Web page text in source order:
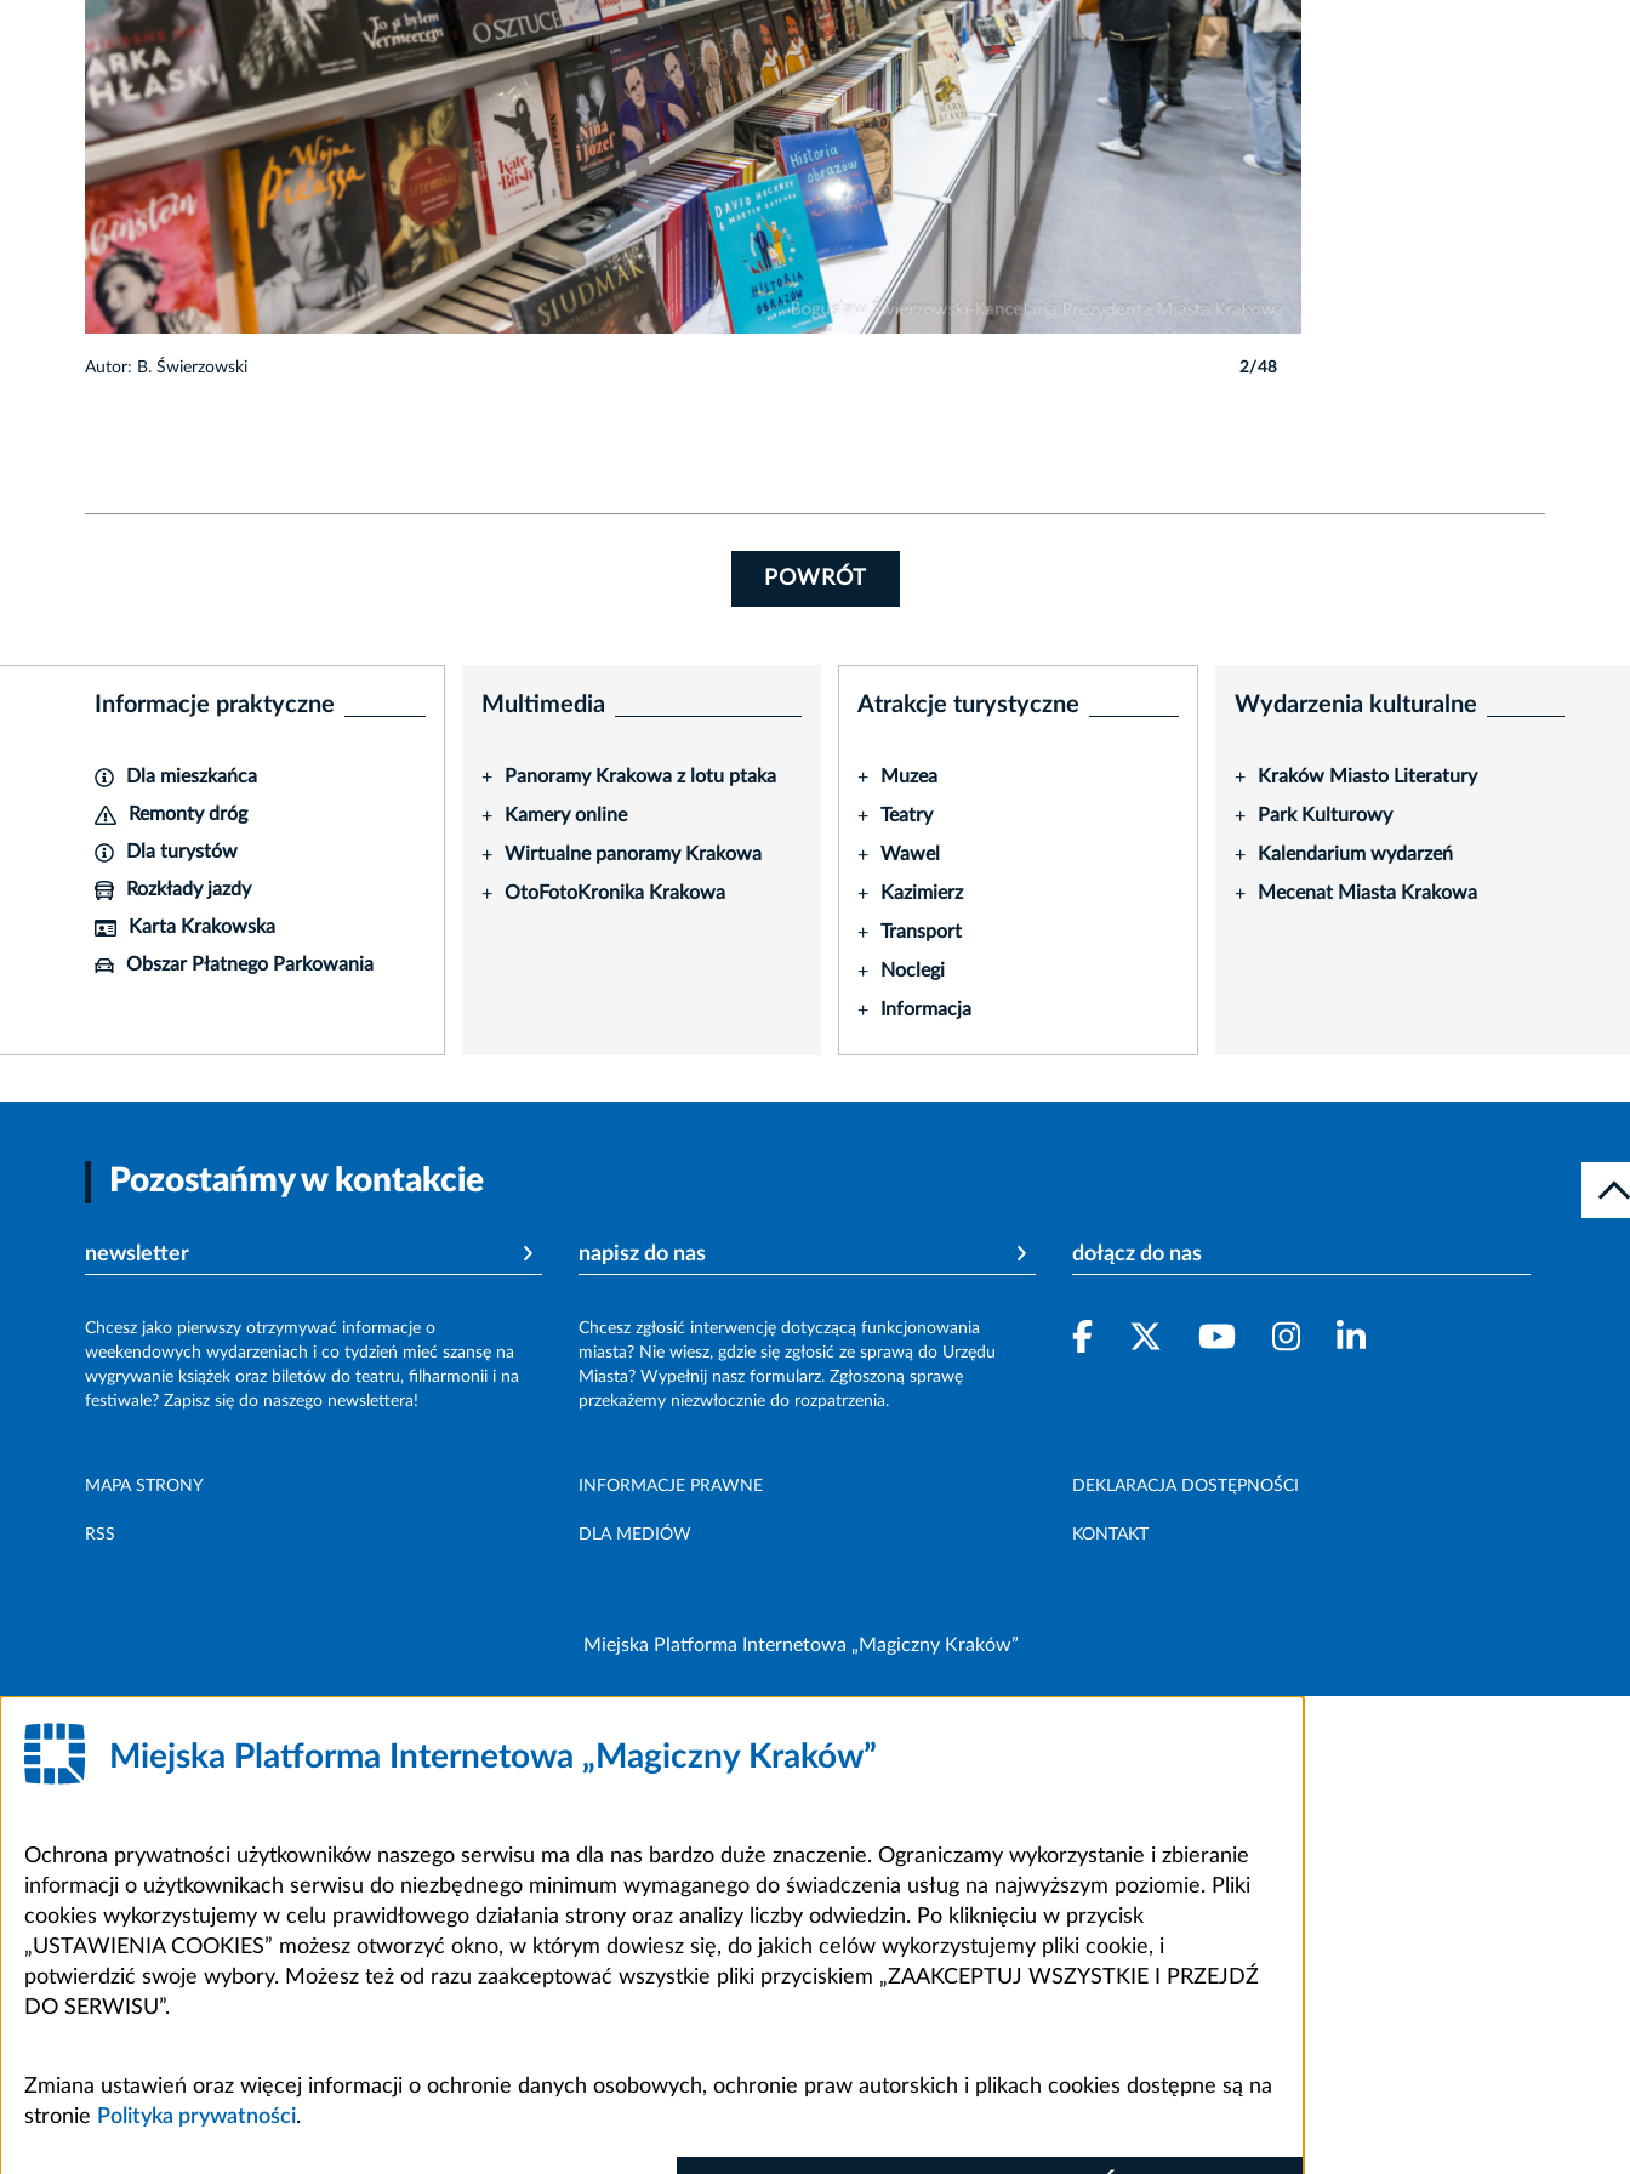
Autor: B. Świerzowski 2/48
POWRÓT
Informacje praktyczne
Dla mieszkańca
Remonty dróg
Dla turystów
Rozkłady jazdy
Karta Krakowska
Obszar Płatnego Parkowania
Multimedia
+ Panoramy Krakowa z lotu ptaka
+ Kamery online
+ Wirtualne panoramy Krakowa
+ OtoFotoKronika Krakowa
Atrakcje turystyczne
+ Muzea
+ Teatry
+ Wawel
+ Kazimierz
+ Transport
+ Noclegi
+ Informacja
Wydarzenia kulturalne
+ Kraków Miasto Literatury
+ Park Kulturowy
+ Kalendarium wydarzeń
+ Mecenat Miasta Krakowa
Pozostańmy w kontakcie
newsletter
Chcesz jako pierwszy otrzymywać informacje o
weekendowych wydarzeniach i co tydzień mieć szansę na
wygrywanie książek oraz biletów do teatru, filharmonii i na
festiwale? Zapisz się do naszego newslettera!
napisz do nas
Chcesz zgłosić interwencję dotyczącą funkcjonowania
miasta? Nie wiesz, gdzie się zgłosić ze sprawą do Urzędu
Miasta? Wypełnij nasz formularz. Zgłoszoną sprawę
przekażemy niezwłocznie do rozpatrzenia.
dołącz do nas
MAPA STRONY INFORMACJE PRAWNE DEKLARACJA DOSTĘPNOŚCI
RSS DLA MEDIÓW KONTAKT
Miejska Platforma Internetowa „Magiczny Kraków”
Miejska Platforma Internetowa „Magiczny Kraków”
Ochrona prywatności użytkowników naszego serwisu ma dla nas bardzo duże znaczenie. Ograniczamy wykorzystanie i zbieranie
informacji o użytkownikach serwisu do niezbędnego minimum wymaganego do świadczenia usług na najwyższym poziomie. Pliki
cookies wykorzystujemy w celu prawidłowego działania strony oraz analizy liczby odwiedzin. Po kliknięciu w przycisk
„USTAWIENIA COOKIES” możesz otworzyć okno, w którym dowiesz się, do jakich celów wykorzystujemy pliki cookie, i
potwierdzić swoje wybory. Możesz też od razu zaakceptować wszystkie pliki przyciskiem „ZAAKCEPTUJ WSZYSTKIE I PRZEJDŹ
DO SERWISU”.
Zmiana ustawień oraz więcej informacji o ochronie danych osobowych, ochronie praw autorskich i plikach cookies dostępne są na
stronie Polityka prywatności.